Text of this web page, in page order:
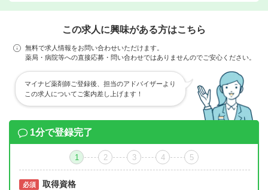
この求人に興味がある方はこちら
無料で求人情報をお問い合わせいただけます。
薬局・病院等への直接応募・問い合わせではありませんのでご安心ください。
マイナビ薬剤師ご登録後、担当のアドバイザーより
この求人についてご案内差し上げます！
1分で登録完了
1 2 3 4 5
必須 取得資格